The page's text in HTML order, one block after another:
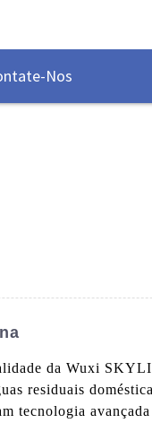
Nos
da Wuxi
residuais
tecnologia